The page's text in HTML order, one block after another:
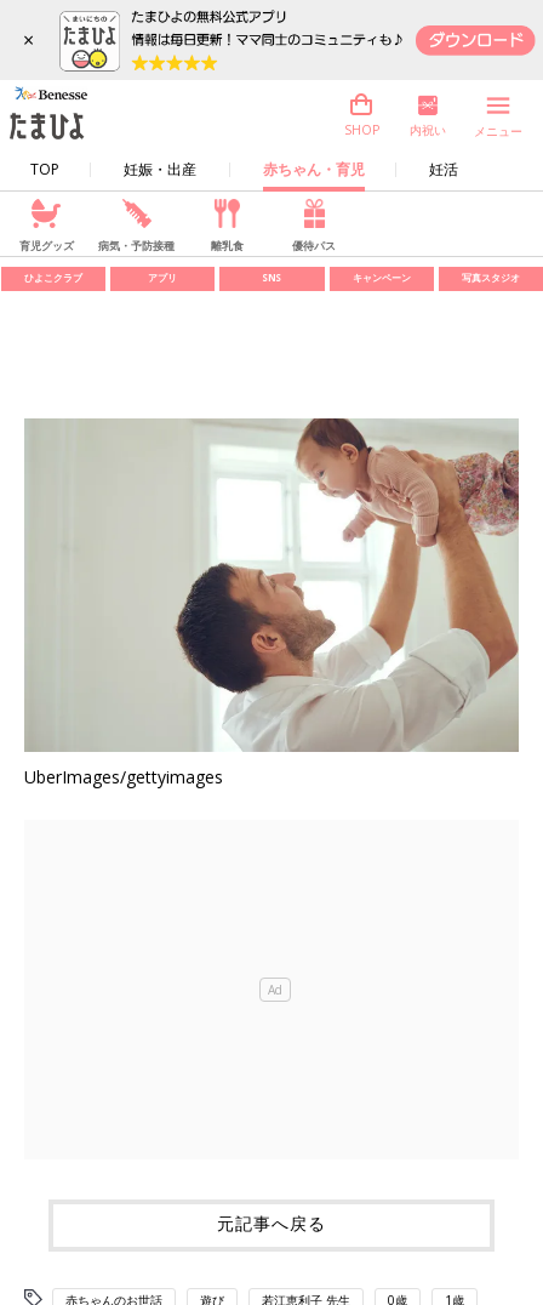
×
TOP 妊娠・出産 赤ちゃん・育児 妊活
SHOP 内祝い メニュー
育児グッズ 病気・予防接種 離乳食 優待パス
ひよこクラブ アプリ SNS キャンペーン 写真スタジオ
UberImages/gettyimages
元記事へ戻る
赤ちゃんのお世話 遊び 若江恵利子 先生 0歳 1歳